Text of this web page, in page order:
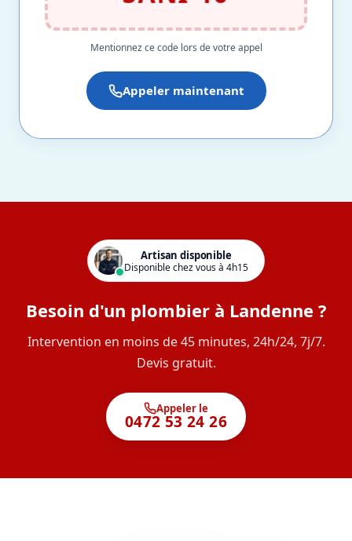
Mentionnez ce code lors de votre appel
Appeler maintenant
Artisan disponible
Disponible chez vous à 4h15
Besoin d'un plombier à Landenne ?
Intervention en moins de 45 minutes, 24h/24, 7j/7.
Devis gratuit.
Appeler le
0472 53 24 26